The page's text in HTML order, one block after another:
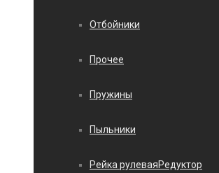
Отбойники
Прочее
Пружины
Пыльники
Рейка рулеваяРедуктор